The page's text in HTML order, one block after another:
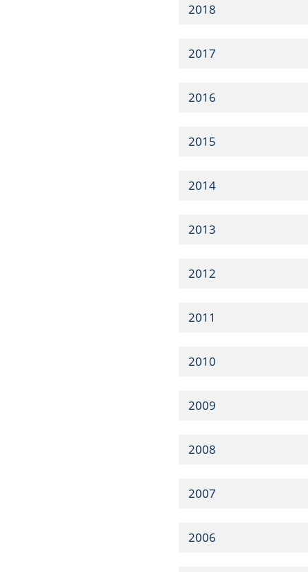
2018
2017
2016
2015
2014
2013
2012
2011
2010
2009
2008
2007
2006